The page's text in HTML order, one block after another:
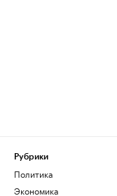
Рубрики
Политика
Экономика